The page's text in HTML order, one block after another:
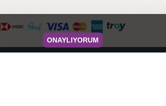
ONAYLIYORUM